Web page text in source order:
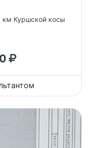
км Куршской косы